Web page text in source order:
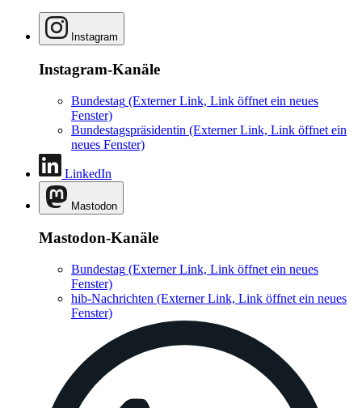
Instagram
Instagram-Kanäle
Bundestag (Externer Link, Link öffnet ein neues
Fenster)
Bundestagspräsidentin (Externer Link, Link öffnet ein
neues Fenster)
LinkedIn
Mastodon
Mastodon-Kanäle
Bundestag (Externer Link, Link öffnet ein neues
Fenster)
hib-Nachrichten (Externer Link, Link öffnet ein neues
Fenster)